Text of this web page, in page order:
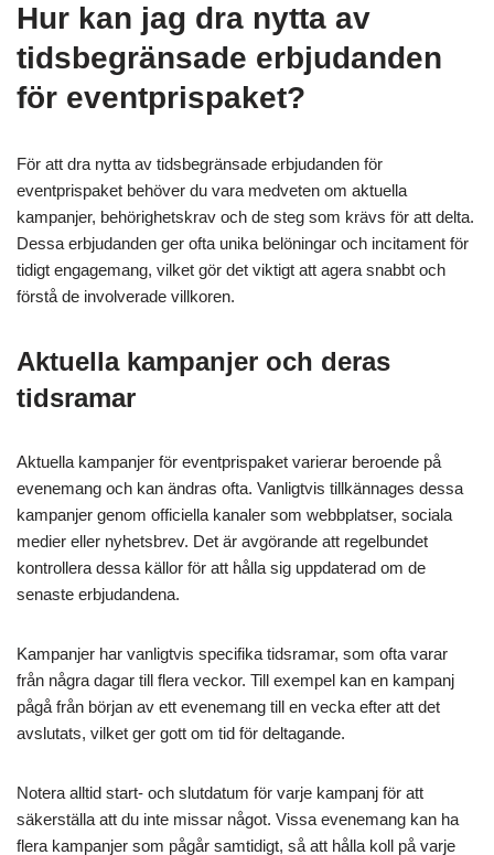
Hur kan jag dra nytta av
tidsbegränsade erbjudanden
för eventprispaket?
För att dra nytta av tidsbegränsade erbjudanden för
eventprispaket behöver du vara medveten om aktuella
kampanjer, behörighetskrav och de steg som krävs för att delta.
Dessa erbjudanden ger ofta unika belöningar och incitament för
tidigt engagemang, vilket gör det viktigt att agera snabbt och
förstå de involverade villkoren.
Aktuella kampanjer och deras
tidsramar
Aktuella kampanjer för eventprispaket varierar beroende på
evenemang och kan ändras ofta. Vanligtvis tillkännages dessa
kampanjer genom officiella kanaler som webbplatser, sociala
medier eller nyhetsbrev. Det är avgörande att regelbundet
kontrollera dessa källor för att hålla sig uppdaterad om de
senaste erbjudandena.
Kampanjer har vanligtvis specifika tidsramar, som ofta varar
från några dagar till flera veckor. Till exempel kan en kampanj
pågå från början av ett evenemang till en vecka efter att det
avslutats, vilket ger gott om tid för deltagande.
Notera alltid start- och slutdatum för varje kampanj för att
säkerställa att du inte missar något. Vissa evenemang kan ha
flera kampanjer som pågår samtidigt, så att hålla koll på varje